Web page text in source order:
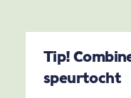
Tip!
speurtocht